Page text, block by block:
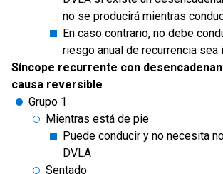
no se producirá mientras
En caso contrario, no debe
riesgo anual de recurrencia sea
Síncope recurrente con
causa reversible
Grupo 1
Mientras está de pie
Puede conducir y no necesita
DVLA
Sentado